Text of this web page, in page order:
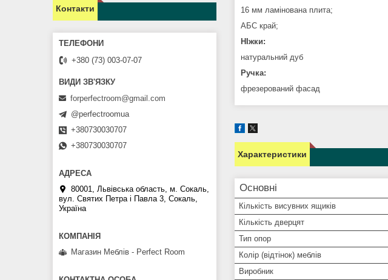
16 мм ламінована плита;
АБС край;
НІжки:
натуральний дуб
Ручка:
фрезерований фасад
Характеристики
Основні
Кількість висувних ящиків
Кількість дверцят
Тип опор
Колір (відтінок) меблів
Виробник
Контакти
+380 (73) 003-07-07
forperfectroom@gmail.com
@perfectroomua
+380730030707
+380730030707
80001, Львівська область, м. Сокаль,
вул. Святих Петра і Павла 3, Сокаль,
Україна
Магазин Меблів - Perfect Room